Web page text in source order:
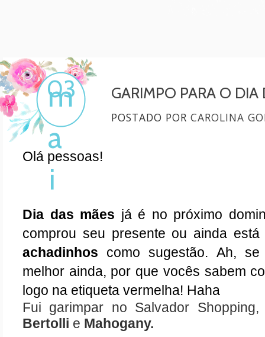
03
m
a
i
GARIMPO PARA O DIA
POSTADO POR CAROLINA
Olá pessoas!
Dia das mães já é no próximo
comprou seu presente ou ainda
achadinhos como sugestão. Ah,
melhor ainda, por que vocês sabem
logo na etiqueta vermelha! Haha
Fui garimpar no Salvador
Bertolli e Mahogany.